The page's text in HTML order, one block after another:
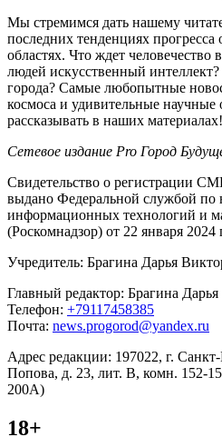
Мы стремимся дать нашему
последних тенденциях
областях. Что ждет человечество
людей искусственный
города? Самые любопытные
космоса и удивительные
рассказывать в наших материалах!
Сетевое издание Pro Город
Свидетельство о регистрации
выдано Федеральной службой по
информационных технологий и
(Роскомнадзор) от 22 января 2024
Учредитель: Брагина Дарья
Главный редактор: Брагина
Телефон: +79117458385
Почта: news.progorod@yandex.ru
Адрес редакции: 197022, г.
Попова, д. 23, лит. В, комн. 152-
200А)
18+